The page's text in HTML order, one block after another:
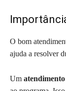
O bom
ajuda a resolver
Um